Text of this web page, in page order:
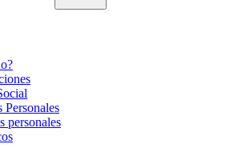
Personales
personales